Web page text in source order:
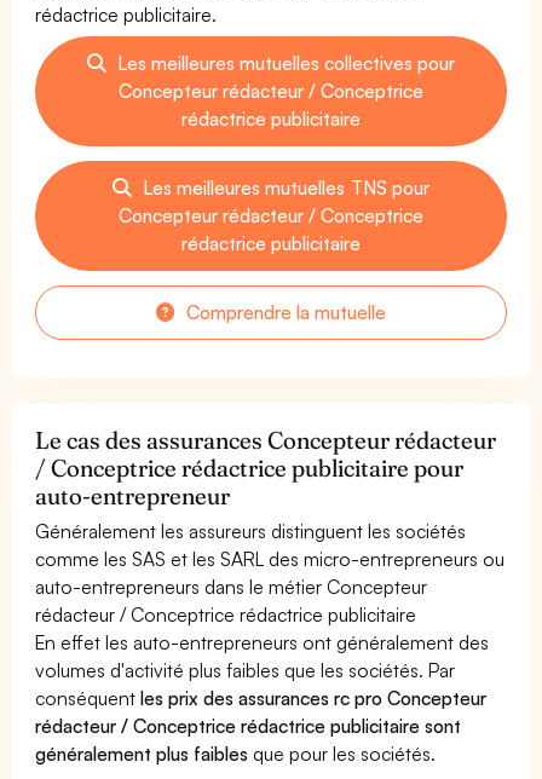
rédactrice publicitaire.
Les meilleures mutuelles collectives pour
Concepteur rédacteur / Conceptrice
rédactrice publicitaire
Les meilleures mutuelles TNS pour
Concepteur rédacteur / Conceptrice
rédactrice publicitaire
Comprendre la mutuelle
Le cas des assurances Concepteur rédacteur
/ Conceptrice rédactrice publicitaire pour
auto-entrepreneur
Généralement les assureurs distinguent les sociétés
comme les SAS et les SARL des micro-entrepreneurs ou
auto-entrepreneurs dans le métier Concepteur
rédacteur / Conceptrice rédactrice publicitaire
En effet les auto-entrepreneurs ont généralement des
volumes d'activité plus faibles que les sociétés. Par
conséquentles prix des assurances rc pro Concepteur
rédacteur / Conceptrice rédactrice publicitaire sont
généralement plus faibles que pour les sociétés.